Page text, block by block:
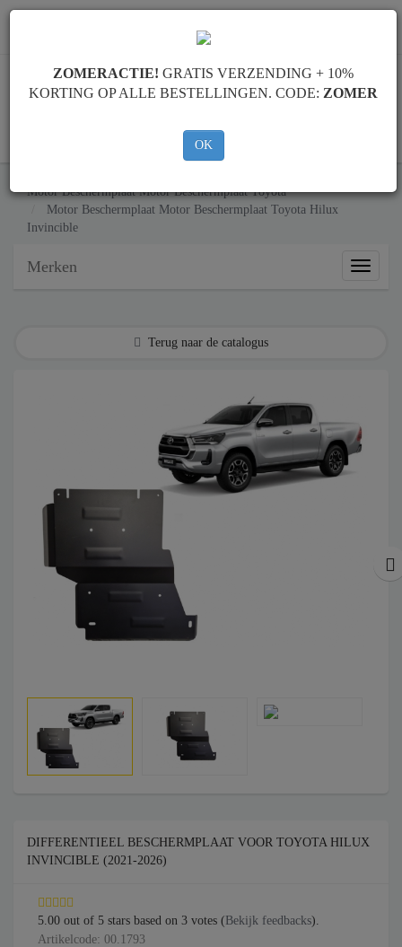
info@motorbeschermplaat.com
Motor BeschermplaatMotor Beschermplaat Toyota
Motor Beschermplaat Motor Beschermplaat Toyota Hilux
Invincible
Merken
Merken
Terug naar de catalogus
DIFFERENTIEEL BESCHERMPLAAT VOOR TOYOTA HILUX
INVINCIBLE (2021-2026)
5.00 out of 5 stars based on 3 votes (Bekijk feedbacks).
Artikelcode: 00.1793
ZOMERACTIE! GRATIS VERZENDING + 10%
KORTING OP ALLE BESTELLINGEN. CODE: ZOMER
OK